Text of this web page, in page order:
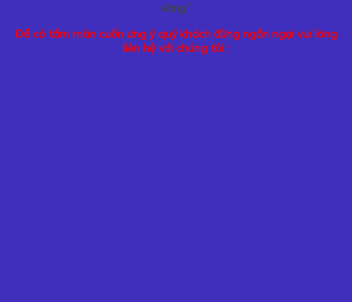
vàng”.
Để có tấm màn cuốn ưng ý quý khách đừng ngần ngại vui lòng
liên hệ với chúng tôi :